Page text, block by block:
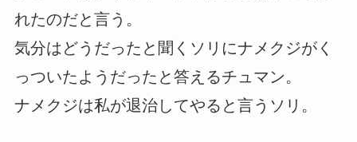
れたのだと言う。
気分はどうだったと聞くソリにナメクジがく
っついたようだったと答えるチュマン。
ナメクジは私が退治してやると言うソリ。